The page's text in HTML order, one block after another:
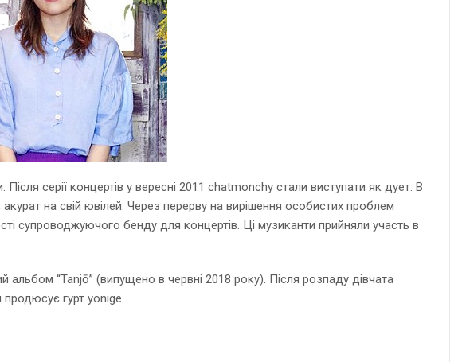
серії концертів у вересні 2011 chatmonchy стали виступати як дует. В
на свій ювілей. Через перерву на вирішення особистих проблем
супроводжуючого бенду для концертів. Ці музиканти прийняли участь в
“Tanjō” (випущено в червні 2018 року). Після розпаду дівчата
гурт yonige.